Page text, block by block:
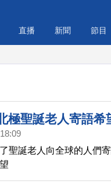
直播 新聞 節目
極聖誕老人寄語希
聖誕老人向全球的人們